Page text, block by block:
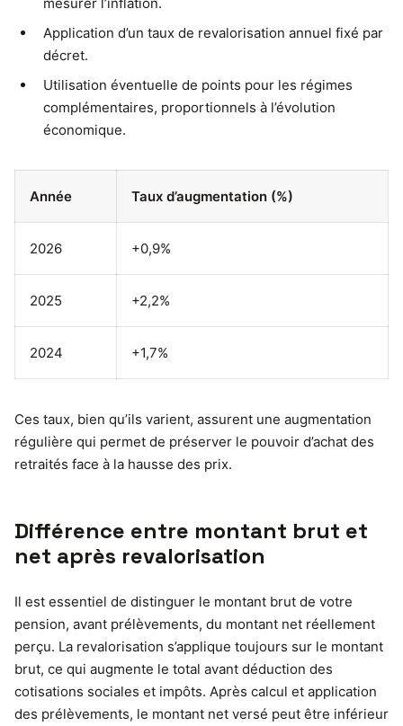
Application d’un taux de revalorisation annuel fixé par
décret.
Utilisation éventuelle de points pour les régimes
complémentaires, proportionnels à l’évolution
économique.
Année Taux d’augmentation (%)
2026 +0,9%
2025 +2,2%
2024 +1,7%
Ces taux, bien qu’ils varient, assurent une augmentation
régulière qui permet de préserver le pouvoir d’achat des
retraités face à la hausse des prix.
Différence entre montant brut et
net après revalorisation
Il est essentiel de distinguer le montant brut de votre
pension, avant prélèvements, du montant net réellement
perçu. La revalorisation s’applique toujours sur le montant
brut, ce qui augmente le total avant déduction des
cotisations sociales et impôts. Après calcul et application
des prélèvements, le montant net versé peut être inférieur